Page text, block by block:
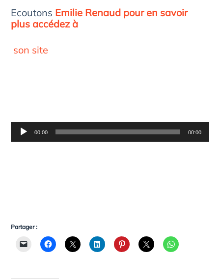
Ecoutons Emilie Renaud pour en savoir
plus accédez à
son site
Lecteur
audio
00:00 00:00
Partager :